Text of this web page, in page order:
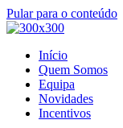
Pular para o conteúdo
Início
Quem Somos
Equipa
Novidades
Incentivos